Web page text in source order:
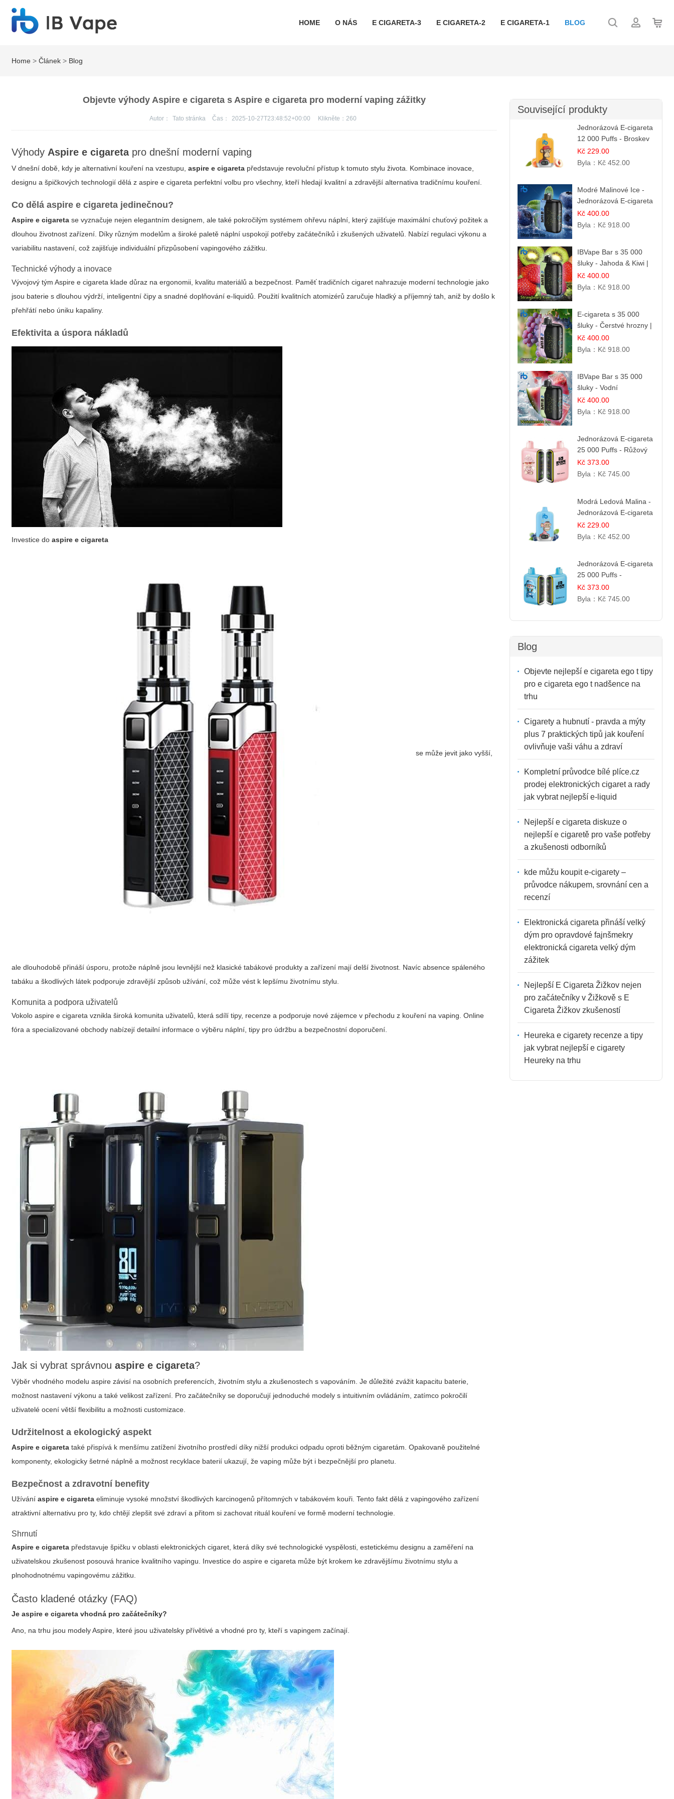
HOME O NÁS E CIGARETA-3 E CIGARETA-2 E CIGARETA-1 BLOG
Home >Článek > Blog
Objevte výhody Aspire e cigareta s Aspire e cigareta pro moderní vaping zážitky
Autor： Tato stránka Čas： 2025-10-27T23:48:52+00:00 Klikněte： 260
Výhody Aspire e cigaretapro dnešní moderní vaping
V dnešní době, kdy jealternativní kouření na vzestupu,aspire e cigareta představuje revoluční přístup k tomuto stylu života. Kombinace inovace,
designu a špičkových technologií dělá zaspire e cigareta perfektní volbu pro všechny, kteří hledají kvalitní a zdravější alternativa tradičnímu kouření.
Co děláaspire e cigareta jedinečnou?
Aspire e cigareta se vyznačuje nejen elegantním designem, ale také pokročilým systémem ohřevu náplní, který zajišťuje maximální chuťový požitek a
dlouhou životnost zařízení. Díky různým modelům a široké paletě náplní uspokojí potřeby začátečníků i zkušených uživatelů. Nabízí regulaci výkonu a
variabilitu nastavení, což zajišťuje individuální přizpůsobení vapingového zážitku.
Technické výhody a inovace
Vývojový týmAspire e cigareta klade důraz na ergonomii, kvalitu materiálů a bezpečnost. Paměť tradičních cigaret nahrazuje moderní technologie jako
jsou baterie s dlouhou výdrží, inteligentní čipy a snadné doplňování e-liquidů. Použití kvalitních atomizérů zaručuje hladký a příjemný tah , aniž by došlo k
přehřátí nebo úniku kapaliny.
Efektivita a úspora nákladů
Investice doaspire e cigareta
se může jevit jako vyšší,
ale dlouhodobě přináší úsporu, protože náplně jsou levnější než klasické tabákové produkty a zařízení mají delší životnost. Navíc absence spáleného
tabáku a škodlivých látek podporuje zdravější způsob užívání, což může vést k lepšímu životnímu stylu.
Komunita a podpora uživatelů
Vokoloaspire e cigareta vznikla široká komunita uživatelů, která sdílí tipy, recenze a podporuje nové zájemce v přechodu z kouření na vaping. Online
fóra a specializované obchody nabízejí detailní informace o výběru náplní, tipy pro údržbu a bezpečnostní doporučení.
Jak si vybrat správnouaspire e cigareta?
Výběr vhodného modeluaspire závisí na osobních preferencích, životním stylu a zkušenostech s vapováním. Je důležité zvážit kapacitu baterie,
možnost nastavení výkonu a také velikost zařízení. Pro začátečníky se doporučují jednoduché modely s intuitivním ovládáním, zatímco pokročilí
uživatelé ocení větší flexibilitu a možnosti customizace.
Udržitelnost a ekologický aspekt
Aspire e cigareta také přispívá k menšímu zatížení životního prostředí díky nižší produkci odpadu oproti běžným cigaretám. Opakovaně použitelné
komponenty, ekologicky šetrné náplně a možnost recyklace baterií ukazují, že vaping může být i bezpečnější pro planetu.
Bezpečnost a zdravotní benefity
Užíváníaspire e cigareta eliminuje vysoké množství škodlivých karcinogenů přítomných v tabákovém kouři. Tento fakt dělá z vapingového zařízení
atraktivní alternativu pro ty, kdo chtějí zlepšit své zdraví a přitom si zachovat rituál kouření ve formě moderní technologie.
Shrnutí
Aspire e cigareta představuje špičku v oblasti elektronických cigaret, která díky své technologické vyspělosti, estetickému designu a zaměření na
uživatelskou zkušenost posouvá hranice kvalitního vapingu. Investice doaspire e cigareta může být krokem ke zdravějšímu životnímu stylu a
plnohodnotnému vapingovému zážitku.
Často kladené otázky (FAQ)
Jeaspire e cigareta vhodná pro začátečníky?
Ano, na trhu jsou modely Aspire, které jsou uživatelsky přívětivé a vhodné pro ty, kteří s vapingem začínají.
Související produkty
Jednorázová E-cigareta
12 000 Puffs - Broskev
& Ovocná Šťáva |
Osvěžující ovocná
Kč 229.00
Byla： Kč 452.00
Modré Malinové Ice -
Jednorázová E-cigareta
s 35 000 šluky | Ibvape
Kč 400.00
Byla： Kč 918.00
IBVape Bar s 35 000
šluky - Jahoda & Kiwi |
Osvěžující ovocná
směs
Kč 400.00
Byla： Kč 918.00
E-cigareta s 35 000
šluky - Čerstvé hrozny |
Osvěžující ovocná
příchuť
Kč 400.00
Byla： Kč 918.00
IBVape Bar s 35 000
šluky - Vodní
melounový led |
Osvěžující letní příchuť
Kč 400.00
Byla： Kč 918.00
Jednorázová E-cigareta
25 000 Puffs - Růžový
Citrón | Osvěžující
citrusová příchuť
Kč 373.00
Byla： Kč 745.00
Modrá Ledová Malina -
Jednorázová E-cigareta
12 000 šluků |
Osvěžující Bobulová
Kč 229.00
Byla： Kč 452.00
Jednorázová E-cigareta
25 000 Puffs -
Jahodová Zmrzlina |
Krémová sladká příchuť
Kč 373.00
Byla： Kč 745.00
Blog
Objevte nejlepší e cigareta ego t tipy
pro e cigareta ego t nadšence na
trhu
Cigarety a hubnutí - pravda a mýty
plus 7 praktických tipů jak kouření
ovlivňuje vaši váhu a zdraví
Kompletní průvodce bílé plíce.cz
prodej elektronických cigaret a rady
jak vybrat nejlepší e-liquid
Nejlepší e cigareta diskuze o
nejlepší e cigaretě pro vaše potřeby
a zkušenosti odborníků
kde můžu koupit e-cigarety –
průvodce nákupem, srovnání cen a
recenzí
Elektronická cigareta přináší velký
dým pro opravdové fajnšmekry
elektronická cigareta velký dým
zážitek
Nejlepší E Cigareta Žižkov nejen
pro začátečníky v Žižkově s E
Cigareta Žižkov zkušeností
Heureka e cigarety recenze a tipy
jak vybrat nejlepší e cigarety
Heureky na trhu